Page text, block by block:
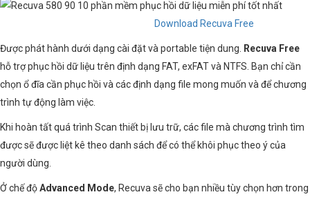
Download Recuva Free
Được phát hành dưới dạng cài đặt và portable tiện dung.
Recuva Free
hỗ trợ phục hồi dữ liệu trên định dạng FAT, exFAT và NTFS. Bạn chỉ cần
chọn ổ đĩa cần phục hồi và các định dạng file mong muốn và để chương
trình tự động làm việc.
Khi hoàn tất quá trình Scan thiết bị lưu trữ, các file mà chương trình tìm
được sẽ được liệt kê theo danh sách để có thể khôi phục theo ý của
người dùng.
Ở chế độAdvanced Mode, Recuva sẽ cho bạn nhiều tùy chọn hơn trong